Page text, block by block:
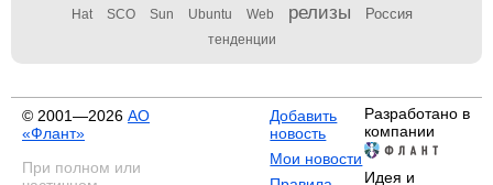
Hat SCO Sun Ubuntu Web релизы Россия
тенденции
© 2001—2026 АО
«Флант»
При полном или
Добавить
новость
Мои новости
Разработано в
компании
Идея и